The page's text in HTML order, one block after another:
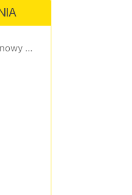
Spider-Man. Całkiem nowy dzień